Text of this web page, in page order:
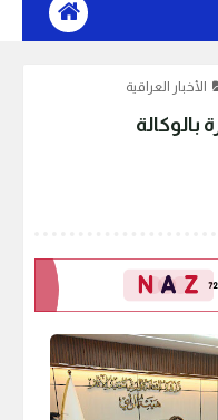
الأخبار العراقية
بالوكالة